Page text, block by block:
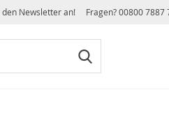
Newsletter an! Fragen?00800 7887